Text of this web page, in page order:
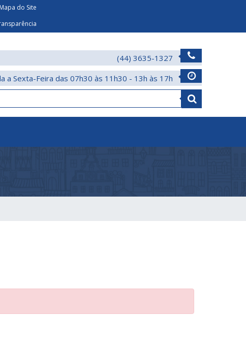
Mapa do Site
(44) 3635-1327
a Sexta-Feira das 07h30 às 11h30 - 13h às 17h